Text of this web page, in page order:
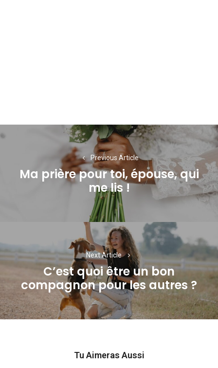
Navigation
l’article
Previous Article
Previous
post:
Ma prière pour toi, épouse, qui
me lis !
Next Article
Next
post:
C’est quoi être un bon
compagnon pour les autres ?
Tu Aimeras Aussi